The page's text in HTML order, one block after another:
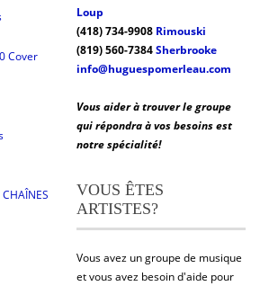
Cover
Loup
(418) 734-9908 Rimouski
(819) 560-7384Sherbrooke
info@huguespomerleau.com
Vous aider à trouver le groupe
qui répondra à vos besoins est
notre spécialité!
VOUS ÊTES
ARTISTES?
Vous avez un groupe de musique
et vous avez besoin d'aide pour